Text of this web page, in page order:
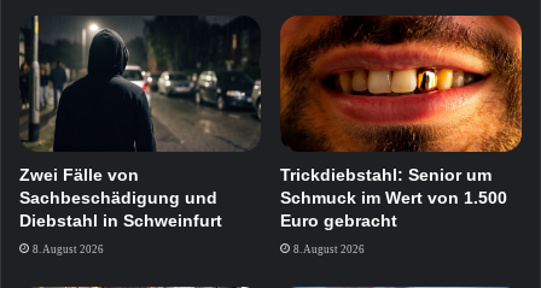
Zwei Fälle von
Sachbeschädigung und
Diebstahl in Schweinfurt
8. August 2026
Trickdiebstahl: Senior um
Schmuck im Wert von 1.500
Euro gebracht
8. August 2026